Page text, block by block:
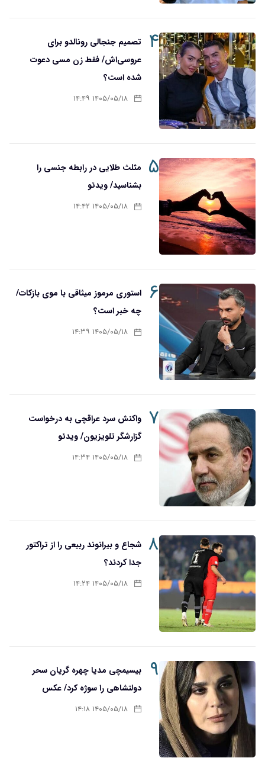
۴
تصمیم جنجالی رونالدو برای
عروسی‌اش/ فقط زن مسی دعوت
شده است؟
۱۴۰۵/۰۵/۱۸ ۱۴:۴۹
۵
مثلث طلایی در رابطه جنسی را
بشناسید/ ویدئو
۱۴۰۵/۰۵/۱۸ ۱۴:۴۲
۶
استوری مرموز میثاقی با موی بازکات/
چه خبر است؟
۱۴۰۵/۰۵/۱۸ ۱۴:۳۹
۷ واکنش سرد عراقچی به درخواست
گزارشگر تلویزیون/ ویدئو
۱۴۰۵/۰۵/۱۸ ۱۴:۳۴
۸ شجاع و بیرانوند ربیعی را از تراکتور
جدا کردند؟
۱۴۰۵/۰۵/۱۸ ۱۴:۲۴
۹
بیسیمچی مدیا چهره گریان سحر
دولتشاهی را سوژه کرد/ عکس
۱۴۰۵/۰۵/۱۸ ۱۴:۱۸